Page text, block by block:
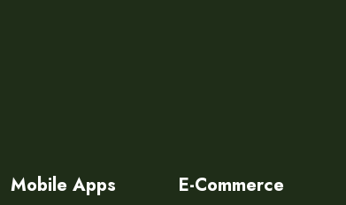
Mobile Apps E-Commerce